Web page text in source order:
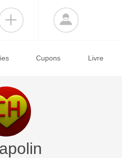
Cupons Livre